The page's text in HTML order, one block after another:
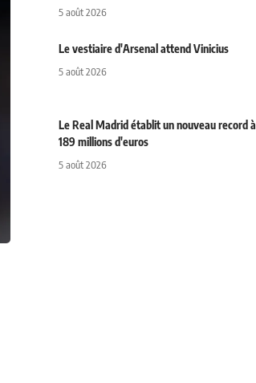
5 août 2026
Le vestiaire d'Arsenal attend Vinicius
5 août 2026
Le Real Madrid établit un nouveau record à
189 millions d'euros
5 août 2026